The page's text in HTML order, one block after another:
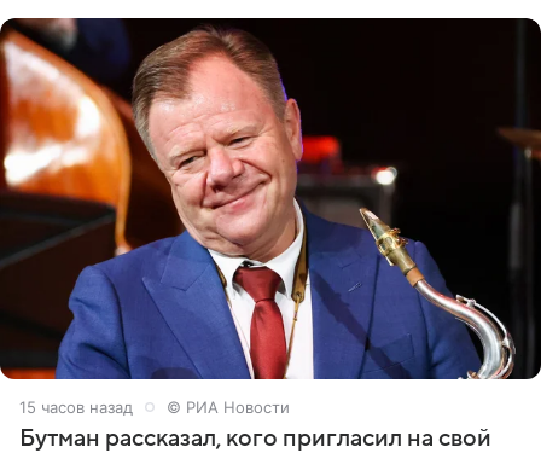
15 часов назад © РИА Новости
Бутман рассказал, кого пригласил на свой